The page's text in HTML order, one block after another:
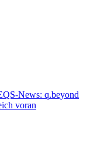
News: q.beyond
voran